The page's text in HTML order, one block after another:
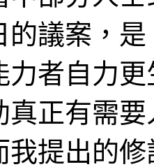
的議案，
力者自力
真正有需
我提出的